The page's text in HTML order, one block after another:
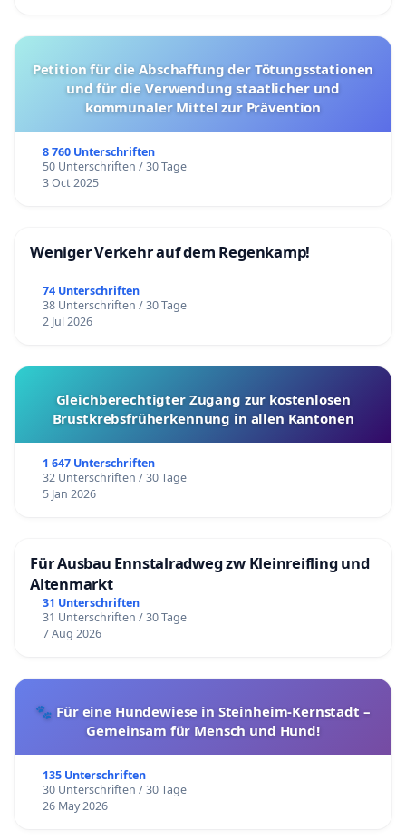
Petition für die Abschaffung der Tötungsstationen
und für die Verwendung staatlicher und
kommunaler Mittel zur Prävention
8 760 Unterschriften
50 Unterschriften / 30 Tage
3 Oct 2025
Weniger Verkehr auf dem Regenkamp!
74 Unterschriften
38 Unterschriften / 30 Tage
2 Jul 2026
Gleichberechtigter Zugang zur kostenlosen
Brustkrebsfrüherkennung in allen Kantonen
1 647 Unterschriften
32 Unterschriften / 30 Tage
5 Jan 2026
Für Ausbau Ennstalradweg zw Kleinreifling und
Altenmarkt
31 Unterschriften
31 Unterschriften / 30 Tage
7 Aug 2026
🐾 Für eine Hundewiese in Steinheim-Kernstadt –
Gemeinsam für Mensch und Hund!
135 Unterschriften
30 Unterschriften / 30 Tage
26 May 2026